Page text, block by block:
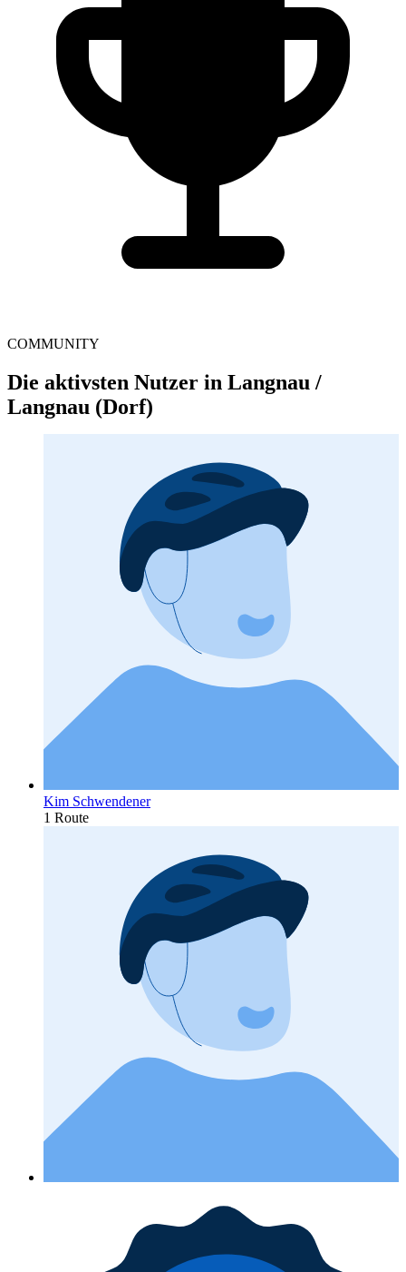
COMMUNITY
Die aktivsten Nutzer in Langnau /
Langnau (Dorf)
Kim Schwendener
1 Route